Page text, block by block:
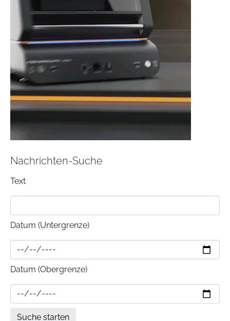
Nachrichten-Suche
Text
Datum (Untergrenze)
Datum (Obergrenze)